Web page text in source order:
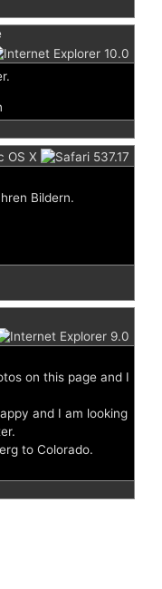
Bildern.
on this page and I
and I am looking
to Colorado.